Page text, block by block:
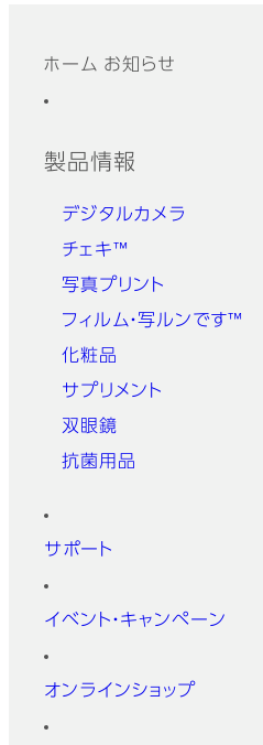
フッター
ホーム お知らせ
クイックリンク
製品情報
デジタルカメラ
チェキ™
写真プリント
フィルム・写ルンです™
化粧品
サプリメント
双眼鏡
抗菌用品
サポート
イベント・キャンペーン
オンラインショップ